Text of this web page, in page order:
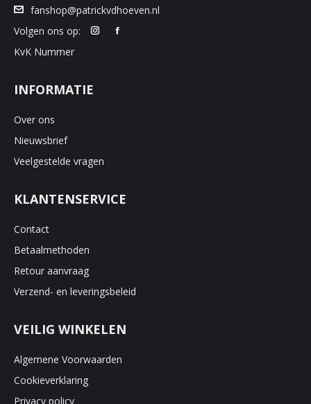
fanshop@patrickvdhoeven.nl
Volgen ons op:
KvK Nummer
INFORMATIE
Over ons
Nieuwsbrief
Veelgestelde vragen
KLANTENSERVICE
Contact
Betaalmethoden
Retour aanvraag
Verzend- en leveringsbeleid
VEILIG WINKELEN
Algemene Voorwaarden
Cookieverklaring
Privacy policy